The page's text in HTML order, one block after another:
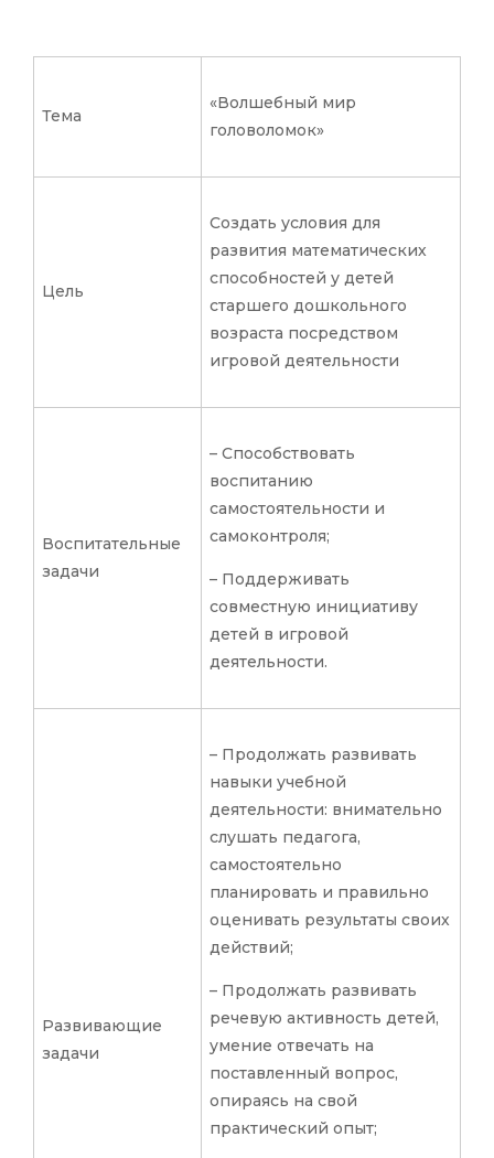
Тема
«Волшебный мир
головоломок»
Цель
Создать условия для
развития математических
способностей у детей
старшего дошкольного
возраста посредством
игровой деятельности
Воспитательные
задачи
– Способствовать
воспитанию
самостоятельности и
самоконтроля;
– Поддерживать
совместную инициативу
детей в игровой
деятельности.
Развивающие
задачи
– Продолжать развивать
навыки учебной
деятельности: внимательно
слушать педагога,
самостоятельно
планировать и правильно
оценивать результаты своих
действий;
– Продолжать развивать
речевую активность детей,
умение отвечать на
поставленный вопрос,
опираясь на свой
практический опыт;